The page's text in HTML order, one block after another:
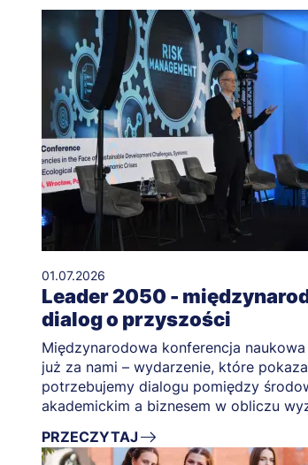
01.07.2026
Leader 2050 -
dialog o przyszości
Międzynarodowa konferencja
już za nami – wydarzenie, które
potrzebujemy dialogu pomiędzy
akademickim a biznesem w obliczu
PRZECZYTAJ